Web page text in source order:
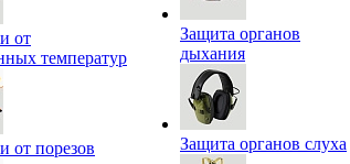
от
температур
от порезов
Защита органов
дыхания
Защита органов слуха